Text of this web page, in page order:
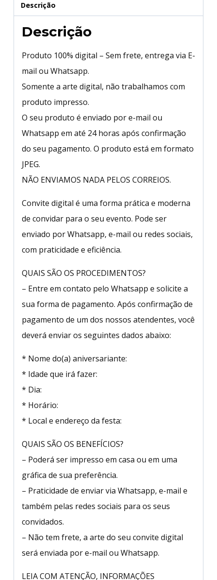
Descrição
Descrição
Produto 100% digital – Sem frete, entrega via E-
mail ou Whatsapp.
Somente a arte digital, não trabalhamos com
produto impresso.
O seu produto é enviado por e-mail ou
Whatsapp em até 24 horas após confirmação
do seu pagamento. O produto está em formato
JPEG.
NÃO ENVIAMOS NADA PELOS CORREIOS.
Convite digital é uma forma prática e moderna
de convidar para o seu evento. Pode ser
enviado por Whatsapp, e-mail ou redes sociais,
com praticidade e eficiência.
QUAIS SÃO OS PROCEDIMENTOS?
– Entre em contato pelo Whatsapp e solicite a
sua forma de pagamento. Após confirmação de
pagamento de um dos nossos atendentes, você
deverá enviar os seguintes dados abaixo:
* Nome do(a) aniversariante:
* Idade que irá fazer:
* Dia:
* Horário:
* Local e endereço da festa:
QUAIS SÃO OS BENEFÍCIOS?
– Poderá ser impresso em casa ou em uma
gráfica de sua preferência.
– Praticidade de enviar via Whatsapp, e-mail e
também pelas redes sociais para os seus
convidados.
– Não tem frete, a arte do seu convite digital
será enviada por e-mail ou Whatsapp.
LEIA COM ATENÇÃO, INFORMAÇÕES